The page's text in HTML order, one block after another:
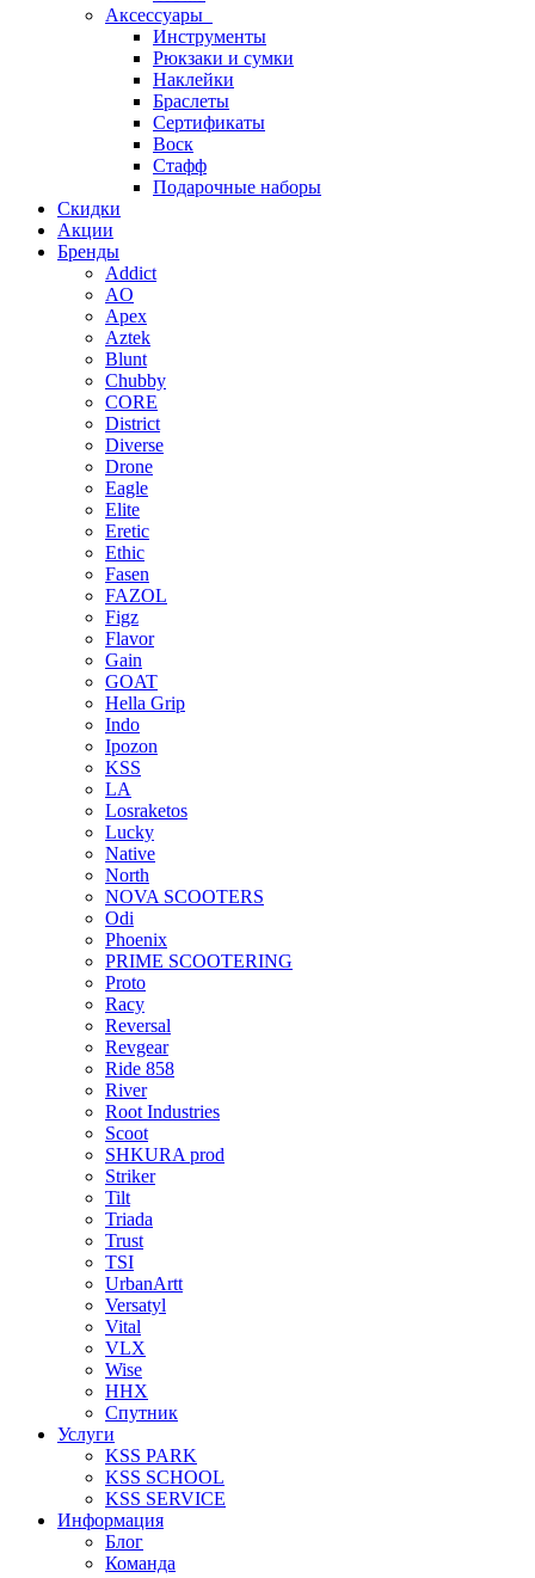
Аксессуары
Инструменты
Рюкзаки и сумки
Наклейки
Браслеты
Сертификаты
Воск
Стафф
Подарочные наборы
Скидки
Акции
Бренды
Addict
AO
Apex
Aztek
Blunt
Chubby
CORE
District
Diverse
Drone
Eagle
Elite
Eretic
Ethic
Fasen
FAZOL
Figz
Flavor
Gain
GOAT
Hella Grip
Indo
Ipozon
KSS
LA
Losraketos
Lucky
Native
North
NOVA SCOOTERS
Odi
Phoenix
PRIME SCOOTERING
Proto
Racy
Reversal
Revgear
Ride 858
River
Root Industries
Scoot
SHKURA рrоd
Striker
Tilt
Triada
Trust
TSI
UrbanArtt
Versatyl
Vital
VLX
Wise
ННХ
Спутник
Услуги
KSS PARK
KSS SCHOOL
KSS SERVICE
Информация
Блог
Команда